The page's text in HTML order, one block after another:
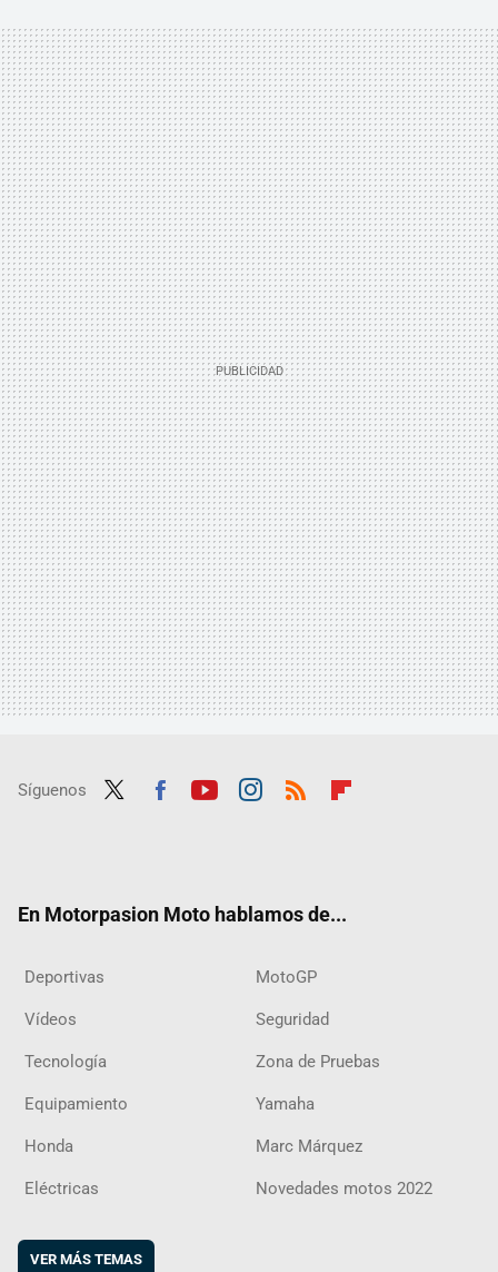
Síguenos
En Motorpasion Moto hablamos de...
Deportivas MotoGP
Vídeos Seguridad
Tecnología Zona de Pruebas
Equipamiento Yamaha
Honda Marc Márquez
Eléctricas Novedades motos 2022
VER MÁS TEMAS